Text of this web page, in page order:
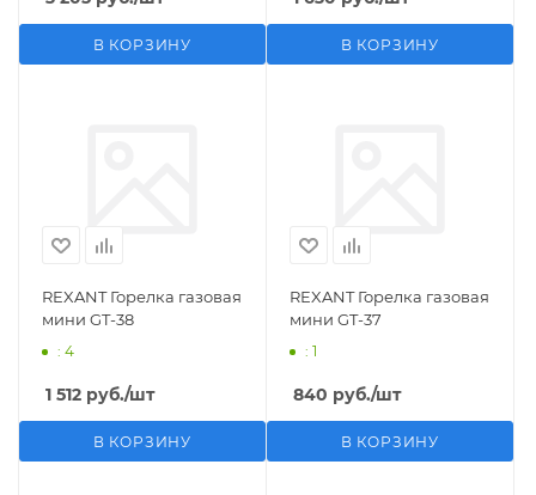
В КОРЗИНУ В КОРЗИНУ
REXANT Горелка газовая
мини GT-38
: 4
1 512 руб./шт
В КОРЗИНУ
REXANT Горелка газовая
мини GT-37
: 1
840 руб./шт
В КОРЗИНУ